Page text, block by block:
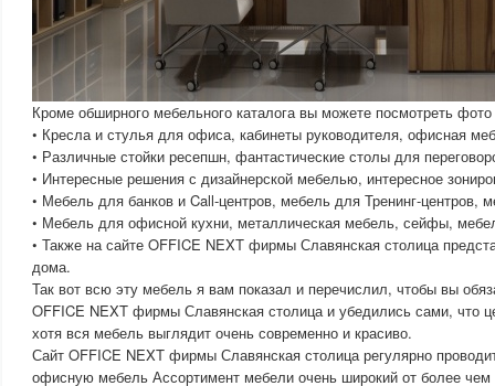
Кроме обширного мебельного каталога вы можете посмотреть
• Кресла и стулья для офиса, кабинеты руководителя, офисная
• Различные стойки ресепшн, фантастические столы для
• Интересные решения с дизайнерской мебелью, интересное
• Мебель для банков и Call-центров, мебель для Тренинг-центров,
• Мебель для офисной кухни, металлическая мебель, сейфы,
• Также на сайте OFFICE NEXT фирмы Славянская столица
дома.
Так вот всю эту мебель я вам показал и перечислил, чтобы вы
OFFICE NEXT фирмы Славянская столица и убедились сами, что
хотя вся мебель выглядит очень современно и красиво.
Сайт OFFICE NEXT фирмы Славянская столица регулярно
офисную мебель Ассортимент мебели очень широкий от более